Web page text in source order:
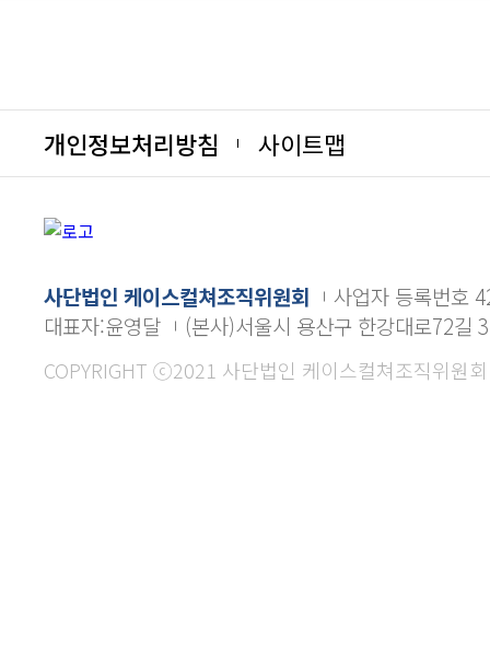
개인정보처리방침 사이트맵
사단법인 케이스컬쳐조직위원회
사업자 등록번호
대표자:윤영달
(본사)서울시 용산구 한강대로72길
COPYRIGHT ⓒ2021 사단법인 케이스컬쳐조직위원회